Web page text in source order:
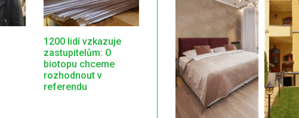
1200 lidí vzkazuje
zastupitelům: O
biotopu chceme
rozhodnout v
referendu